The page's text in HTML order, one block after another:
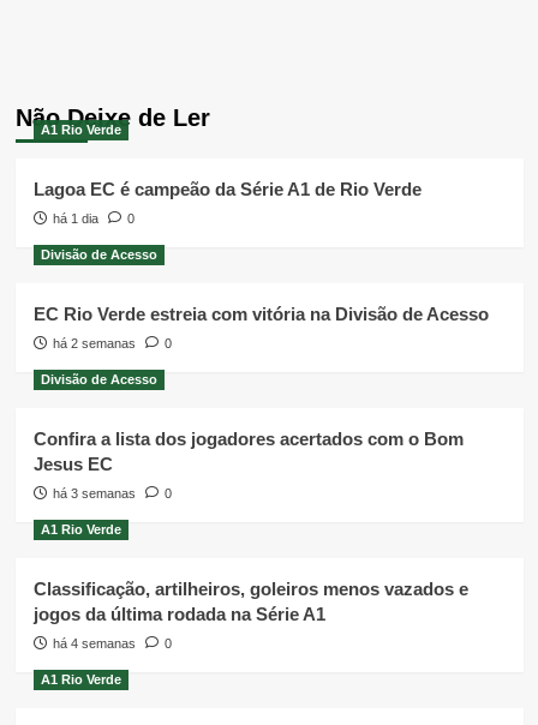
Não Deixe de Ler
A1 Rio Verde
Lagoa EC é campeão da Série A1 de Rio Verde
há 1 dia 0
Divisão de Acesso
EC Rio Verde estreia com vitória na Divisão de Acesso
há 2 semanas 0
Divisão de Acesso
Confira a lista dos jogadores acertados com o Bom
Jesus EC
há 3 semanas 0
A1 Rio Verde
Classificação, artilheiros, goleiros menos vazados e
jogos da última rodada na Série A1
há 4 semanas 0
A1 Rio Verde